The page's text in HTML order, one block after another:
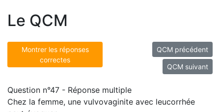
Le QCM
Montrer les réponses
correctes
QCM précédent
QCM suivant
Question n°47 - Réponse multiple
Chez la femme, une vulvovaginite avec leucorrhée